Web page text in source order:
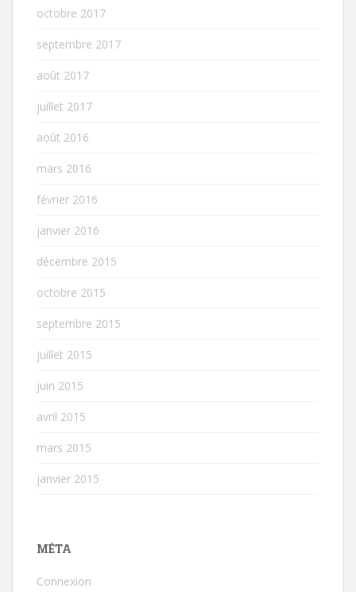
octobre 2017
septembre 2017
août 2017
juillet 2017
août 2016
mars 2016
février 2016
janvier 2016
décembre 2015
octobre 2015
septembre 2015
juillet 2015
juin 2015
avril 2015
mars 2015
janvier 2015
MÉTA
Connexion